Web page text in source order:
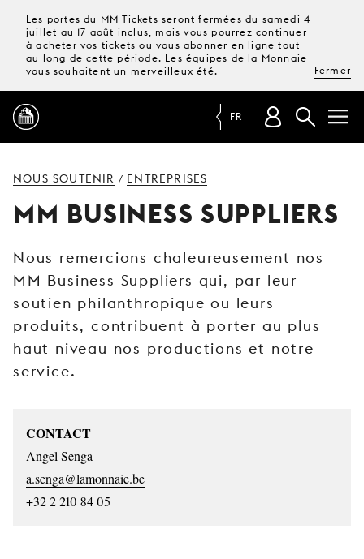
Les portes du MM Tickets seront fermées du samedi 4
juillet au 17 août inclus, mais vous pourrez continuer
à acheter vos tickets ou vous abonner en ligne tout
au long de cette période. Les équipes de la Monnaie
vous souhaitent un merveilleux été.
Fermer
MAGAZINE
TICKETS &
ABONNEMENTS
VOTRE
VISITE
FR
NOUS SOUTENIR / ENTREPRISES
MM BUSINESS SUPPLIERS
Nous remercions chaleureusement nos
MM Business Suppliers qui, par leur
soutien philanthropique ou leurs
produits, contribuent à porter au plus
haut niveau nos productions et notre
service.
CONTACT
Angel Senga
a.senga@lamonnaie.be
+32 2 210 84 05